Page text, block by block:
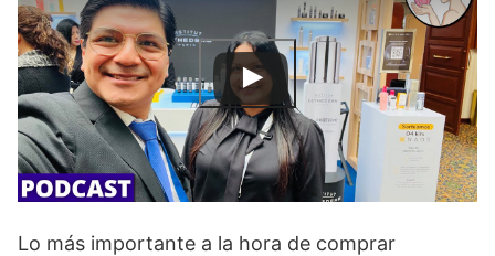
Lo más importante a la hora de comprar